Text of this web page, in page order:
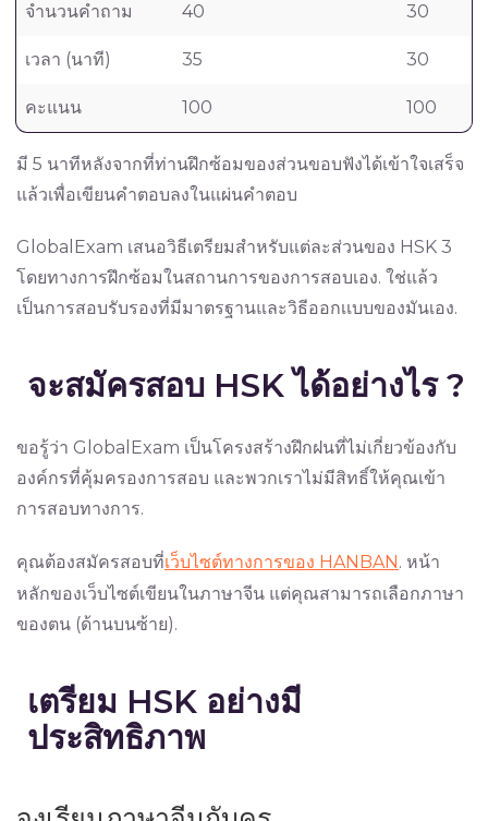
จำนวนคำถาม 40 30
เวลา (นาที) 35 30
คะแนน 100 100
มี 5 นาทีหลังจากที่ท่านฝึกซ้อมของส่วนขอบฟังได้เข้าใจเสร็จ
แล้วเพื่อเขียนคำตอบลงในแผ่นคำตอบ
GlobalExam เสนอวิธีเตรียมสำหรับแต่ละส่วนของ HSK 3
โดยทางการฝึกซ้อมในสถานการของการสอบเอง. ใช่แล้ว
เป็นการสอบรับรองที่มีมาตรฐานและวิธีออกเเบบของมันเอง.
จะสมัครสอบ HSK ได้อย่างไร ?
ขอรู้ว่า GlobalExam เป็นโครงสร้างฝึกฝนที่ไม่เกี่ยวข้องกับ
องค์กรที่คุ้มครองการสอบ และพวกเราไม่มีสิทธิ์ให้คุณเข้า
การสอบทางการ.
คุณต้องสมัครสอบที่เว็บไซต์ทางการของ HANBAN. หน้า
หลักของเว็บไซต์เขียนในภาษาจีน แต่คุณสามารถเลือกภาษา
ของตน (ด้านบนซ้าย).
เตรียม HSK อย่างมี
ประสิทธิภาพ